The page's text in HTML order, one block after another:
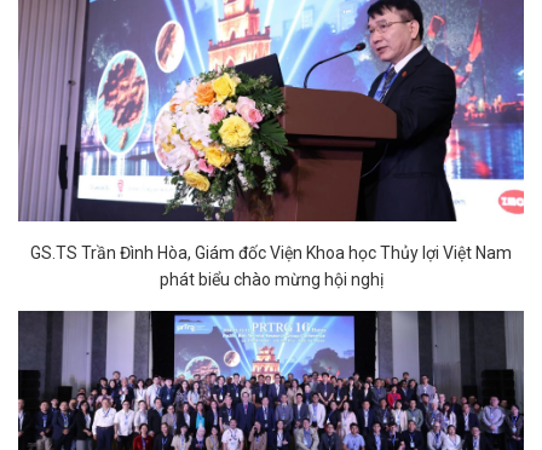
GS.TS Trần Đình Hòa, Giám đốc Viện Khoa học Thủy lợi Việt Nam
phát biểu chào mừng hội nghị